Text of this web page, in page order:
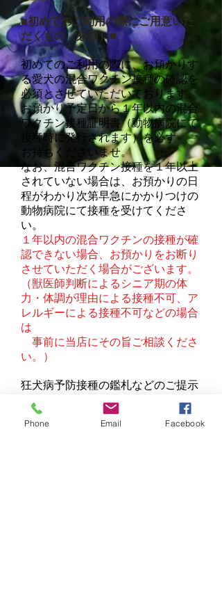
■初めてのご利用の際にご用意いた
だくもの（必須）■
初めてのご利用の際に、お預かりす
る愛犬の混合ワクチン接種の確認を
必須とさせていただいております。
お預かり予定日から１年以内の混合
ワクチン接種証明書（動物病院にて
接種時に発行されます）を必ず
お持ちくださいませ。
なお、混合ワクチン接種を１年以上
されていない場合は、お預かりの日
程がわかり次第早急にかかりつけの
動物病院にて接種を受けてくださ
い。
１年以内の混合ワクチンの接種が確
認できない場合、お預かりをお断り
させていただく場合がございます。
（獣医師判断によるシニア期の体
力・体調が理由による接種不可、ア
レルギーによる接種不可などの場合
は
事前に当店にその旨ご相談くださ
い。）
狂犬病予防接種の鑑札などのご提示
は任意にてお願いいたしておりま
す。
Phone Email Facebook